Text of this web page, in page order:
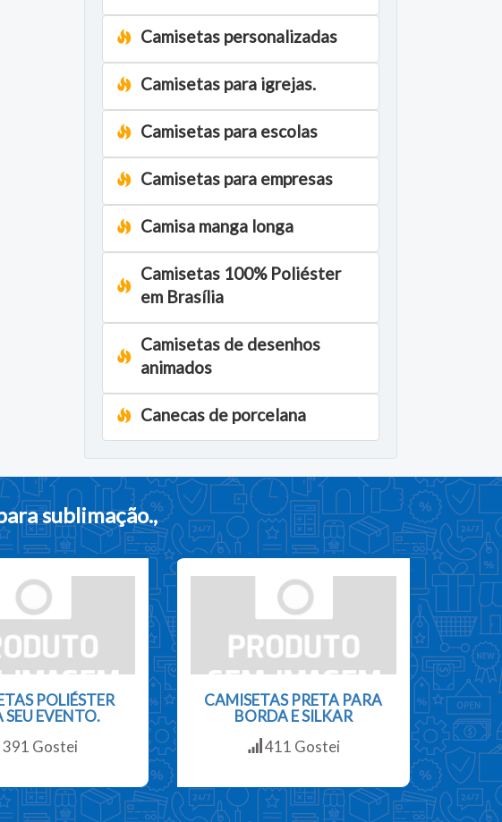
Camisetas personalizadas
Camisetas para igrejas.
Camisetas para escolas
Camisetas para empresas
Camisa manga longa
Camisetas 100% Poliéster
em Brasília
Camisetas de desenhos
animados
Canecas de porcelana
sublimação.,
POLIÉSTER
SEU EVENTO.
391 Gostei
CAMISETAS PRETA PARA
BORDA E SILKAR
411 Gostei